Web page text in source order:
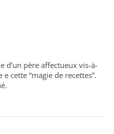
d’un père affectueux vis-à-
cette “magie de recettes”.